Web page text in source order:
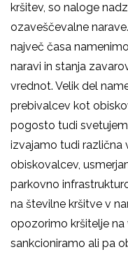
kršitev, so naloge
ozaveščevalne narave.
največ časa
naravi in stanja
vrednot. Velik del
prebivalcev kot
pogosto tudi
izvajamo tudi različna
obiskovalcev,
parkovno
na številne kršitve v
opozorimo kršitelje na
sankcioniramo ali pa